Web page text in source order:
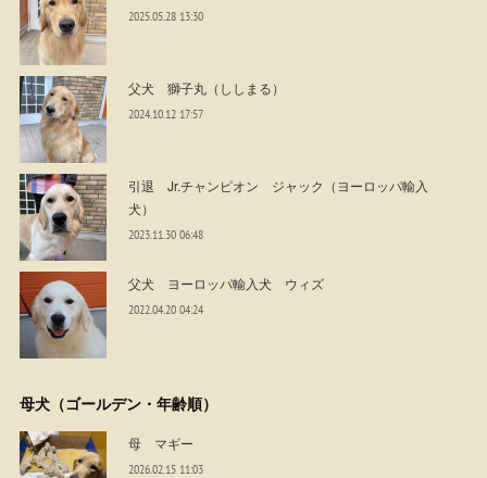
2025.05.28 13:30
父犬 獅子丸（ししまる）
2024.10.12 17:57
引退 Jr.チャンピオン ジャック（ヨーロッパ輸入
犬）
2023.11.30 06:48
父犬 ヨーロッパ輸入犬 ウィズ
2022.04.20 04:24
母犬（ゴールデン・年齢順）
母 マギー
2026.02.15 11:03